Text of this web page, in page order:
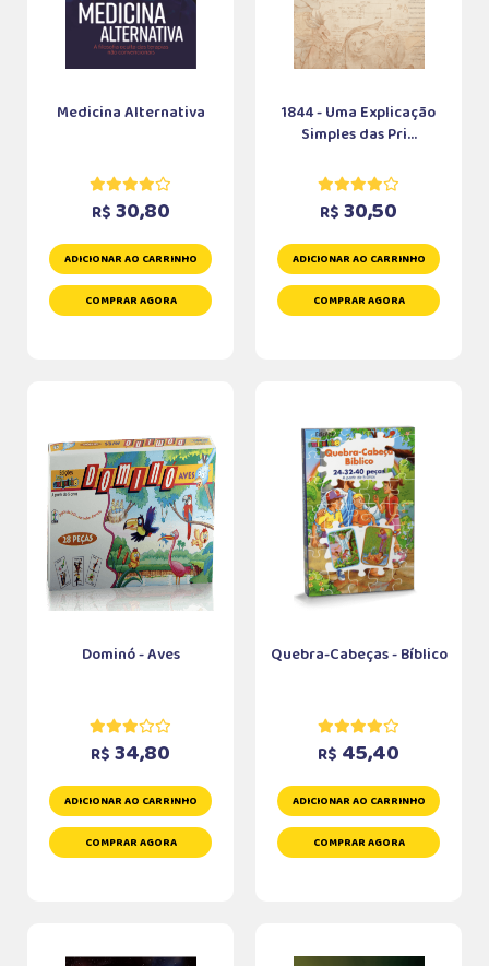
Medicina Alternativa
R$ 30,80
ADICIONAR AO CARRINHO
COMPRAR AGORA
1844 - Uma Explicação
Simples das Pri...
R$ 30,50
ADICIONAR AO CARRINHO
COMPRAR AGORA
Dominó - Aves
R$ 34,80
ADICIONAR AO CARRINHO
COMPRAR AGORA
Quebra-Cabeças - Bíblico
R$ 45,40
ADICIONAR AO CARRINHO
COMPRAR AGORA